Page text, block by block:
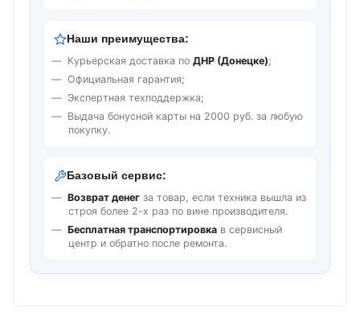
Наши преимущества:
Курьерская доставка по ДНР (Донецке);
Официальная гарантия;
Экспертная техподдержка;
Выдача бонусной карты на 2000 руб. за любую
покупку.
Базовый сервис:
Возврат денег за товар, если техника вышла из
строя более 2-х раз по вине производителя.
Бесплатная транспортировка в сервисный
центр и обратно после ремонта.